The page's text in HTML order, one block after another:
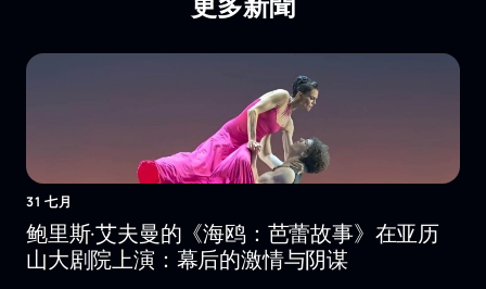
31 七月
鲍里斯·艾夫曼的《海鸥：芭蕾故事》在亚历
山大剧院上演：幕后的激情与阴谋